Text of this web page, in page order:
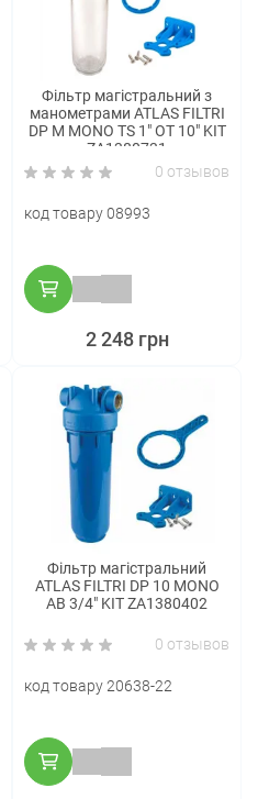
Фільтр магістральний з
манометрами ATLAS FILTRI
DP M MONO TS 1" OT 10" KIT
ZA1380731
0 отзывов
код товару 08993
2 248 грн
Фільтр магістральний
ATLAS FILTRI DP 10 MONO
AB 3/4" KIT ZA1380402
0 отзывов
код товару 20638-22